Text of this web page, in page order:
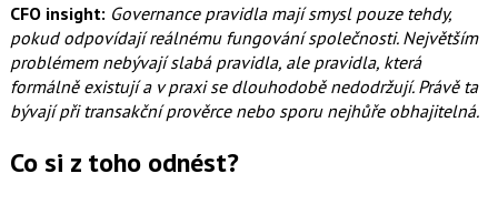
CFO insight: Governance pravidla mají smysl pouze tehdy,
pokud odpovídají reálnému fungování společnosti. Největším
problémem nebývají slabá pravidla, ale pravidla, která
formálně existují a v praxi se dlouhodobě nedodržují. Právě ta
bývají při transakční prověrce nebo sporu nejhůře obhajitelná.
Co si z toho odnést?